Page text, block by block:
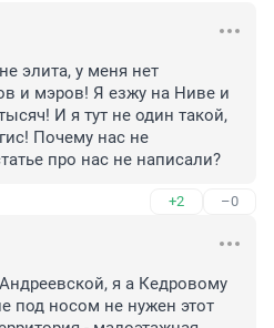
элита, у меня нет
и мэров! Я езжу на Ниве и
И я тут не один такой,
Почему нас не
про нас не написали?
+2 –0
я а Кедровому
под носом не нужен этот